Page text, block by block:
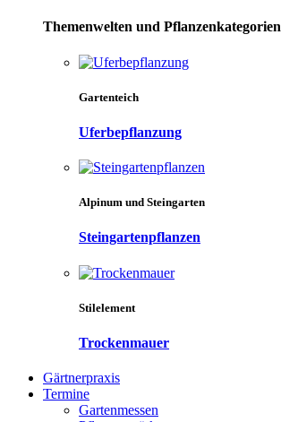
Themenwelten und Pflanzenkategorien
Gartenteich
Uferbepflanzung
Alpinum und Steingarten
Steingartenpflanzen
Stilelement
Trockenmauer
Gärtnerpraxis
Termine
Gartenmessen